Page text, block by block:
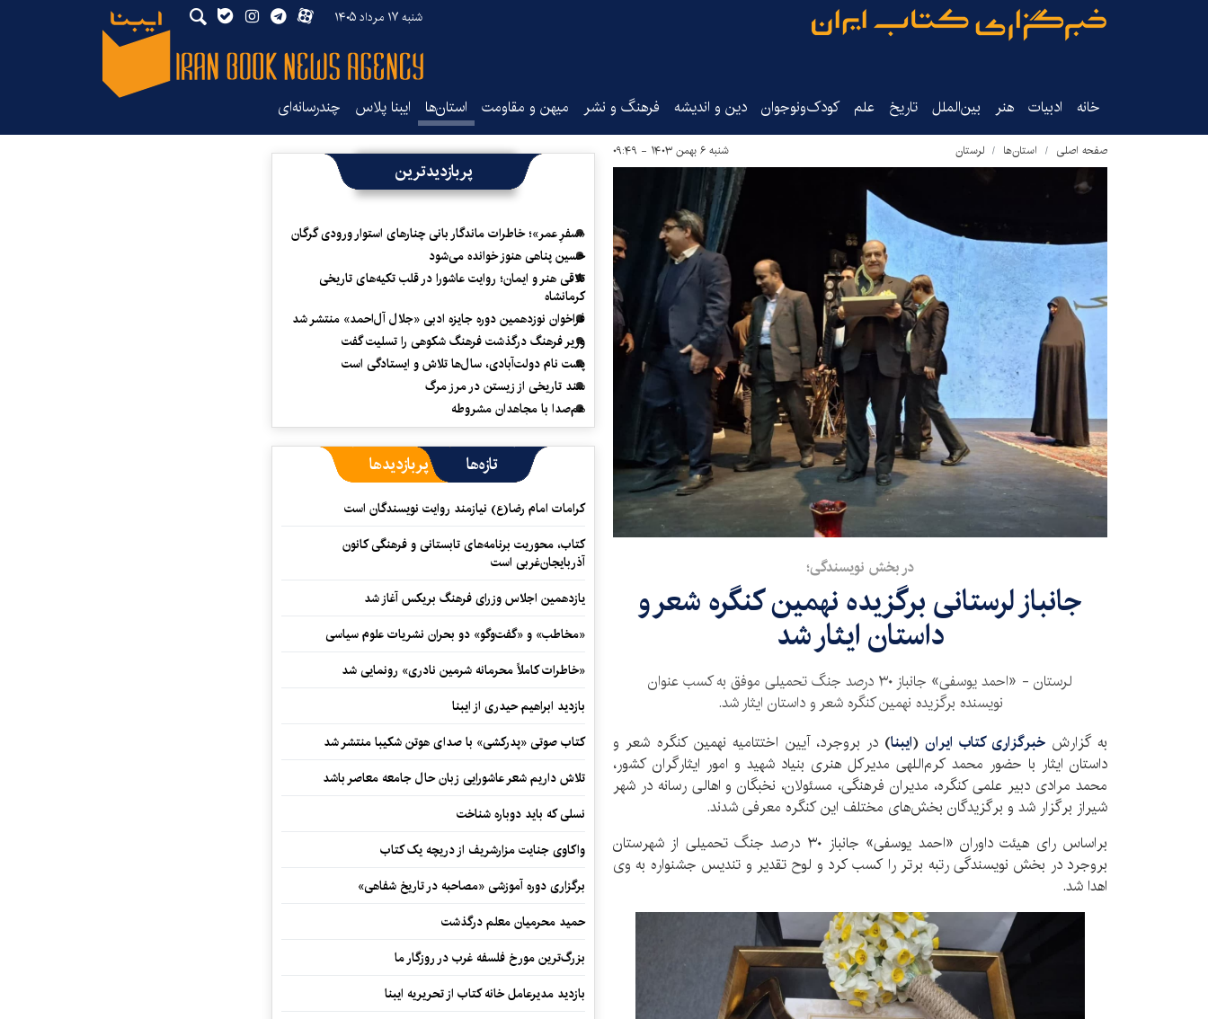
شنبه ۱۷ مرداد ۱۴۰۵
خانه ادبیات هنر بین‌الملل تاریخ‌ علم کودک‌ونوجوان دین و اندیشه فرهنگ و نشر میهن و مقاومت استان‌ها ایبنا پلاس چندرسانه‌ای
صفحه اصلی استان‌ها لرستان شنبه ۶ بهمن ۱۴۰۳ - ۰۹:۴۹
در بخش نویسندگی؛
جانباز لرستانی برگزیده نهمین کنگره شعر و
داستان ایثار شد
لرستان - «احمد یوسفی» جانباز ۳۰ درصد جنگ تحمیلی موفق به کسب عنوان
نویسنده برگزیده نهمین کنگره شعر و داستان ایثار شد.
به گزارش خبرگزاری کتاب ایران (ایبنا) در بروجرد، آیین اختتامیه نهمین کنگره شعر و
داستان ایثار با حضور محمد کرم‌اللهی مدیرکل هنری بنیاد شهید و امور ایثارگران کشور،
محمد مرادی دبیر علمی کنگره، مدیران فرهنگی، مسئولان، نخبگان و اهالی رسانه در شهر
شیراز برگزار شد و برگزیدگان بخش‌های مختلف این کنگره معرفی شدند.
براساس رای هیئت داوران «احمد یوسفی» جانباز ۳۰ درصد جنگ تحمیلی از شهرستان
بروجرد در بخش نویسندگی رتبه برتر را کسب کرد و لوح تقدیر و تندیس جشنواره به وی
اهدا شد.
پربازدیدترین
«سفرِ عمر»؛ خاطرات ماندگار بانی چنارهای استوار ورودی گرگان
حسین پناهی هنوز خوانده می‌شود
تلاقی هنر و ایمان؛ روایت عاشورا در قلب تکیه‌های تاریخی
کرمانشاه
فراخوان نوزدهمین دوره جایزه ادبی «جلال آل‌احمد» منتشر شد
وزیر فرهنگ درگذشت فرهنگ شکوهی را تسلیت گفت
پشت نام دولت‌آبادی، سال‌ها تلاش و ایستادگی است
سند تاریخی از زیستن در مرز مرگ
هم‌صدا با مجاهدان مشروطه
تازه‌ها پربازدیدها
کرامات امام رضا(ع) نیازمند روایت نویسندگان است
کتاب، محوریت برنامه‌های تابستانی و فرهنگی کانون
آذربایجان‌غربی است
یازدهمین اجلاس وزرای فرهنگ بریکس آغاز شد
«مخاطب» و «گفت‌وگو» دو بحران نشریات علوم سیاسی
«خاطرات کاملاً محرمانه شرمین نادری» رونمایی شد
بازدید ابراهیم حیدری از ایبنا
کتاب صوتی «پدرکشی» با صدای هوتن شکیبا منتشر شد
تلاش داریم شعر عاشورایی زبان حال جامعه معاصر باشد
نسلی که باید دوباره شناخت
واکاوی جنایت مزارشریف از دریچه یک کتاب
برگزاری دوره آموزشی «مصاحبه در تاریخ شفاهی»
حمید محرمیان معلم درگذشت
بزرگ‌ترین مورخ فلسفه غرب در روزگار ما
بازدید مدیرعامل خانه کتاب از تحریریه ایبنا